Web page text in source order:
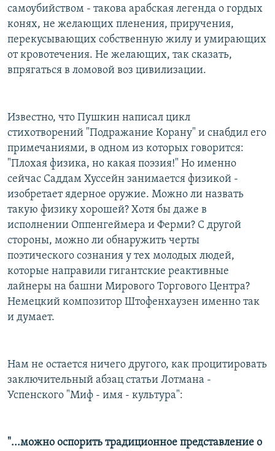
самоубийством - такова арабская легенда о гордых
конях, не желающих пленения, приручения,
перекусывающих собственную жилу и умирающих
от кровотечения. Не желающих, так сказать,
впрягаться в ломовой воз цивилизации.
Известно, что Пушкин написал цикл
стихотворений "Подражание Корану" и снабдил его
примечаниями, в одном из которых говорится:
"Плохая физика, но какая поэзия!" Но именно
сейчас Саддам Хуссейн занимается физикой -
изобретает ядерное оружие. Можно ли назвать
такую физику хорошей? Хотя бы даже в
исполнении Оппенгеймера и Ферми? С другой
стороны, можно ли обнаружить черты
поэтического сознания у тех молодых людей,
которые направили гигантские реактивные
лайнеры на башни Мирового Торгового Центра?
Немецкий композитор Штофенхаузен именно так
и думает.
Нам не остается ничего другого, как процитировать
заключительный абзац статьи Лотмана -
Успенского "Миф - имя - культура":
"...можно оспорить традиционное представление о